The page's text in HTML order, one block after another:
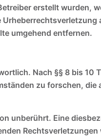
erstellt wurden,
umgehend entfernen.
Nach §§ 8 bis 10
zu forschen, die
unberührt. Eine
Rechtsverletzungen